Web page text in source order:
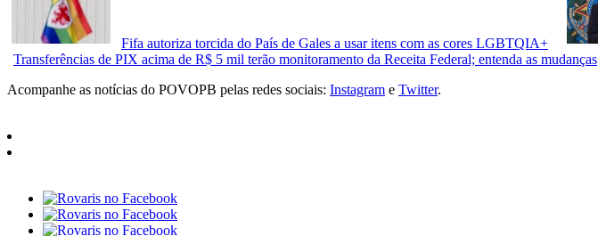
Fifa autoriza torcida do País de Gales a usar itens com as cores LGBTQIA+
Transferências de PIX acima de R$ 5 mil terão monitoramento da Receita Federal; entenda as mudanças
Acompanhe as notícias do POVOPB pelas redes sociais: Instagram e Twitter.